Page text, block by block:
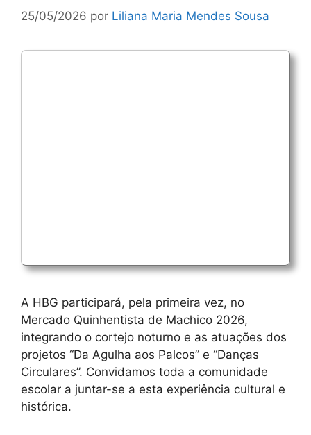
25/05/2026 por Liliana Maria Mendes Sousa
A HBG participará, pela primeira vez, no
Mercado Quinhentista de Machico 2026,
integrando o cortejo noturno e as atuações dos
projetos “Da Agulha aos Palcos” e “Danças
Circulares”. Convidamos toda a comunidade
escolar a juntar-se a esta experiência cultural e
histórica.